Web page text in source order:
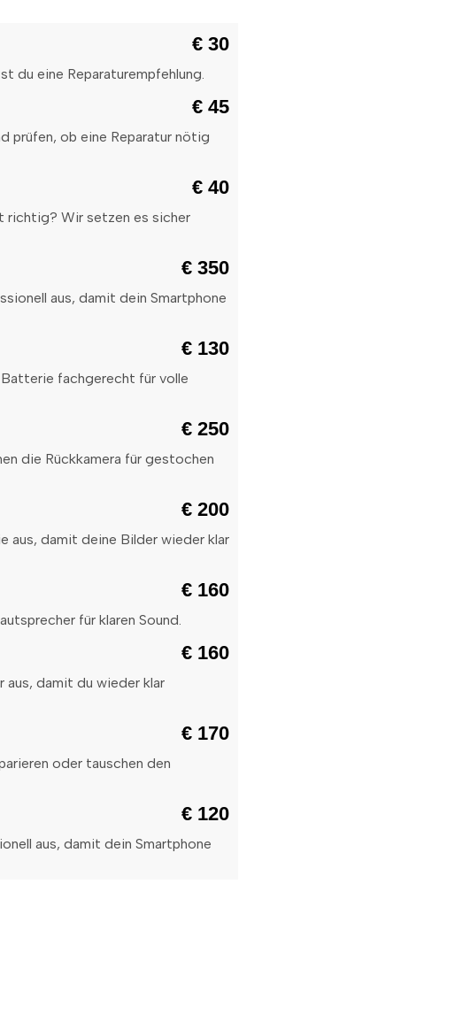
€ 30
du eine Reparaturempfehlung.
€ 45
prüfen, ob eine Reparatur nötig
€ 40
richtig? Wir setzen es sicher
€ 350
aus, damit dein Smartphone
€ 130
fachgerecht für volle
€ 250
die Rückkamera für gestochen
€ 200
aus, damit deine Bilder wieder klar
€ 160
für klaren Sound.
€ 160
aus, damit du wieder klar
€ 170
oder tauschen den
€ 120
aus, damit dein Smartphone